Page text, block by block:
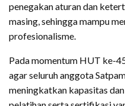
penegakan aturan dan
masing, sehingga mampu
profesionalisme.
Pada momentum HUT ke-
agar seluruh anggota
meningkatkan kapasitas